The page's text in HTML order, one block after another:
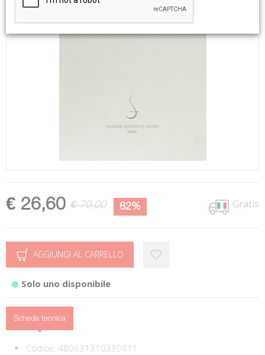
€ 26,60 € 70,00 62% Gratis
AGGIUNGI AL CARRELLO
Solo uno disponibile
Scheda tecnica
Codice: 480631310330811